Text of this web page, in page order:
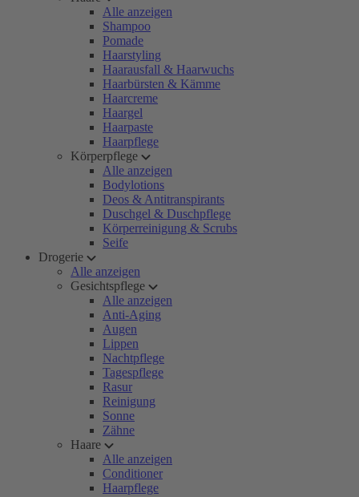
Alle anzeigen
Shampoo
Pomade
Haarstyling
Haarausfall & Haarwuchs
Haarbürsten & Kämme
Haarcreme
Haargel
Haarpaste
Haarpflege
Körperpflege
Alle anzeigen
Bodylotions
Deos & Antitranspirants
Duschgel & Duschpflege
Körperreinigung & Scrubs
Seife
Drogerie
Alle anzeigen
Gesichtspflege
Alle anzeigen
Anti-Aging
Augen
Lippen
Nachtpflege
Tagespflege
Rasur
Reinigung
Sonne
Zähne
Haare
Alle anzeigen
Conditioner
Haarpflege